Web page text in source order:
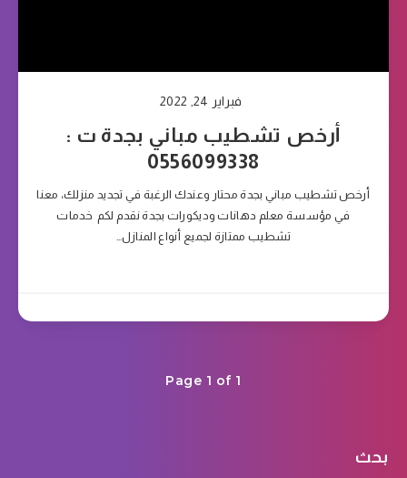
فبراير 24, 2022
أرخص تشطيب مباني بجدة ت :
0556099338
أرخص تشطيب مباني بجدة محتار وعندك الرغبة في تجديد منزلك، معنا
في مؤسسة معلم دهانات وديكورات بجدة نقدم لكم خدمات
تشطيب ممتازة لجميع أنواع المنازل…
Page 1 of 1
بحث